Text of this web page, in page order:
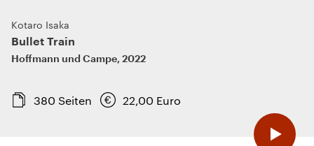
Kotaro Isaka
Bullet Train
Hoffmann und Campe 2022
380 Seiten 22,00 Euro